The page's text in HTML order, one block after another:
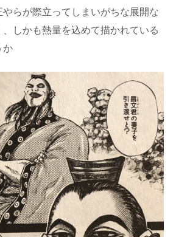
らが際立ってしまいがちな展開な
しかも熱量を込めて描かれている
か